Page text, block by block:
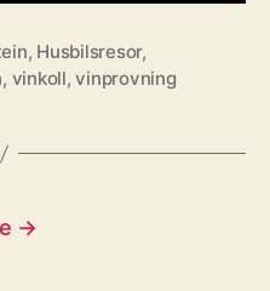
, Husbilsresor,
, vinkoll,vinprovning
→